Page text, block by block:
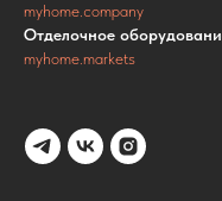
myhome.company
Отделочное
myhome.markets